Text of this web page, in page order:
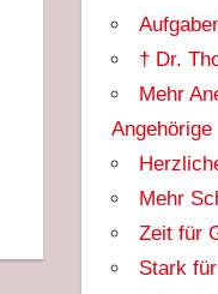
† Dr.
Mehr
Angehörige
Mehr
Zeit für
Stark